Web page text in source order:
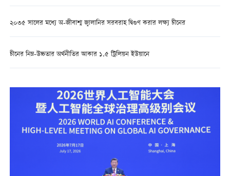
২০৩৫ সালের মধ্যে অ-জীবাশ্ম জ্বালানির সরবরাহ দ্বিগুণ করার লক্ষ্য চীনের
চীনের নিম্ন-উচ্চতার অর্থনীতির আকার ১.৫ ট্রিলিয়ন ইউয়ানে